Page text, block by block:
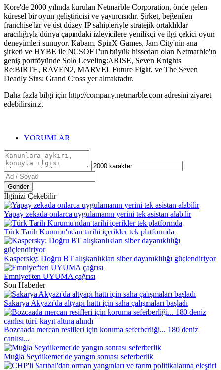
Kore'de 2000 yılında kurulan Netmarble Corporation, önde gelen
küresel bir oyun geliştiricisi ve yayıncısıdır. Şirket, beğenilen
franchise'lar ve üst düzey IP sahipleriyle stratejik ortaklıklar
aracılığıyla dünya çapındaki izleyicilere yenilikçi ve ilgi çekici oyun
deneyimleri sunuyor. Kabam, SpinX Games, Jam City'nin ana
şirketi ve HYBE ile NCSOFT'un büyük hissedarı olan Netmarble'ın
geniş portföyünde Solo Leveling:ARISE, Seven Knights
Re:BIRTH, RAVEN2, MARVEL Future Fight, ve The Seven
Deadly Sins: Grand Cross yer almaktadır.
Daha fazla bilgi için http://company.netmarble.com adresini ziyaret
edebilirsiniz.
YORUMLAR
Gönder
İlginizi Çekebilir
Yapay zekada onlarca uygulamanın yerini tek asistan alabilir
Türk Tarih Kurumu'ndan tarihi içerikler tek platformda
Kaspersky: Doğru BT alışkanlıkları siber dayanıklılığı güçlendiriyor
Emniyet'ten UYUMA çağrısı
Son Haberler
Sakarya Akyazı'da altyapı hattı için saha çalışmaları başladı
Bozcaada mercan resifleri için koruma seferberliği... 180 deniz
canlısı...
Muğla Seydikemer'de yangın sonrası seferberlik